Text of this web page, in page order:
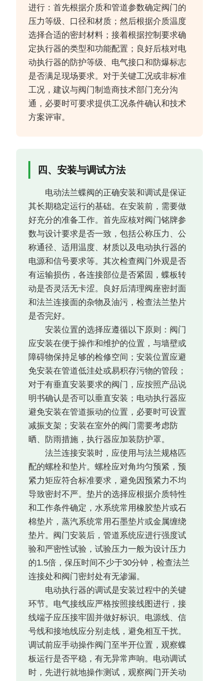
进行：首先根据介质和管道参数确定阀门的
压力等级、口径和材质；然后根据介质温度
选择合适的密封材料；接着根据控制要求确
定执行器的类型和功能配置；良好后核对电
动执行器的防护等级、电气接口和防爆标志
是否满足现场要求。对于关键工况或非标准
工况，建议与阀门制造商技术部门充分沟
通，必要时可要求提供工况条件确认和技术
方案评审。
四、安装与调试方法
电动法兰蝶阀的正确安装和调试是保证
其长期稳定运行的基础。在安装前，需要做
好充分的准备工作。首先应核对阀门铭牌参
数与设计要求是否一致，包括公称压力、公
称通径、适用温度、材质以及电动执行器的
电源和信号要求等。其次检查阀门外观是否
有运输损伤，各连接部位是否紧固，蝶板转
动是否灵活无卡涩。良好后清理阀座密封面
和法兰连接面的杂物及油污，检查法兰垫片
是否完好。
安装位置的选择应遵循以下原则：阀门
应安装在便于操作和维护的位置，与墙壁或
障碍物保持足够的检修空间；安装位置应避
免安装在管道低洼处或易积存污物的管段；
对于有垂直安装要求的阀门，应按照产品说
明书确认是否可以垂直安装；电动执行器应
避免安装在管道振动的位置，必要时可设置
减振支架；安装在室外的阀门需要考虑防
晒、防雨措施，执行器应加装防护罩。
法兰连接安装时，应使用与法兰规格匹
配的螺栓和垫片。螺栓应对角均匀预紧，预
紧力矩应符合标准要求，避免因预紧力不均
导致密封不严。垫片的选择应根据介质特性
和工作条件确定，水系统常用橡胶垫片或石
棉垫片，蒸汽系统常用石墨垫片或金属缠绕
垫片。阀门安装后，管道系统应进行强度试
验和严密性试验，试验压力一般为设计压力
的1.5倍，保压时间不少于30分钟，检查法兰
连接处和阀门密封处有无渗漏。
电动执行器的调试是安装过程中的关键
环节。电气接线应严格按照接线图进行，接
线端子应压接牢固并做好标识。电源线、信
号线和接地线应分别走线，避免相互干扰。
调试前应手动操作阀门至半开位置，观察蝶
板运行是否平稳，有无异常声响。电动调试
时，先进行就地操作测试，观察阀门开关动